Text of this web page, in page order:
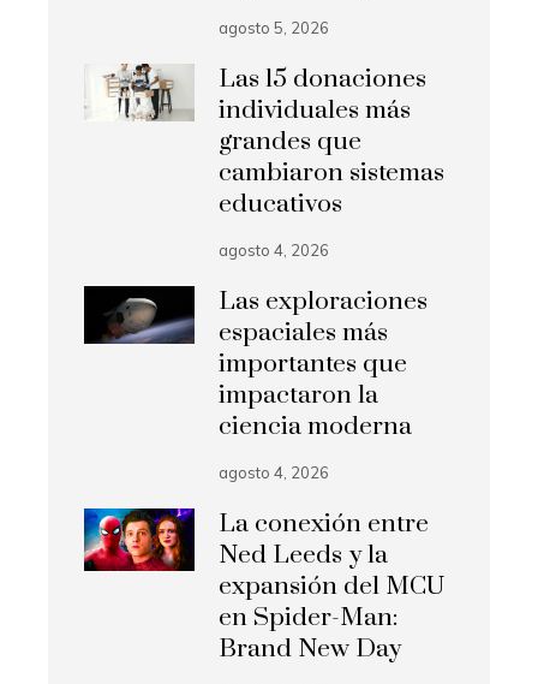
agosto 5, 2026
Las 15 donaciones
individuales más
grandes que
cambiaron sistemas
educativos
agosto 4, 2026
Las exploraciones
espaciales más
importantes que
impactaron la
ciencia moderna
agosto 4, 2026
La conexión entre
Ned Leeds y la
expansión del MCU
en Spider-Man:
Brand New Day